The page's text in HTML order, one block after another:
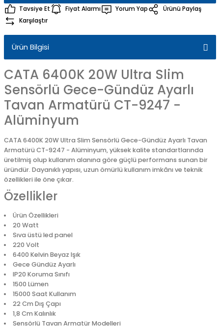
Tavsiye Et Fiyat Alarmı Yorum Yap
Ürünü Paylaş
Karşılaştır
Ürün Bilgisi
CATA 6400K 20W Ultra Slim
Sensörlü Gece-Gündüz Ayarlı
Tavan Armatürü CT-9247 -
Alüminyum
CATA 6400K 20W Ultra Slim Sensörlü Gece-Gündüz Ayarlı Tavan
Armatürü CT-9247 - Alüminyum, yüksek kalite standartlarında
üretilmiş olup kullanım alanına göre güçlü performans sunan bir
üründür. Dayanıklı yapısı, uzun ömürlü kullanım imkânı ve teknik
özellikleri ile öne çıkar.
Özellikler
Ürün Özellikleri
20 Watt
Sıva üstü led panel
220 Volt
6400 Kelvin Beyaz Işık
Gece Gündüz Ayarlı
IP20 Koruma Sınıfı
1500 Lümen
15000 Saat Kullanım
22 Cm Dış Çapı
1,8 Cm Kalınlık
Sensörlü Tavan Armatür Modelleri